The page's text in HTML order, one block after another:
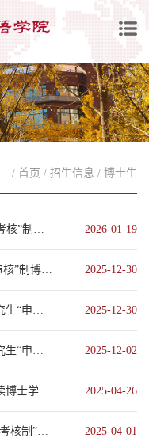
/ 首页 / 招生信息 / 博士生
中国人民大学2026年外国语学院“ 申请-考核”制博士综合考核成绩 2026-01-19
中国人民大学外国语学院2026年“申请-审核”制博士生招生申请材料审核成绩表 2025-12-30
中国人民大学外国语学院2026年博士研究生“申请—考核”制综合考核工作办法 2025-12-30
中国人民大学外国语学院2026年博士研究生“申请——考核”制招生工作方案 2025-12-02
中国人民大学2025年外国语学院招收攻读博士学位研究生推荐名单及递补推荐名单 2025-04-26
中国人民大学外国语学院2025年“申请－考核制”博士研究生招生综合考核成绩公示 2025-04-01